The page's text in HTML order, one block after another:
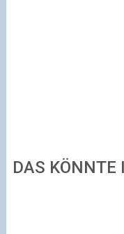
DAS KÖNNTE